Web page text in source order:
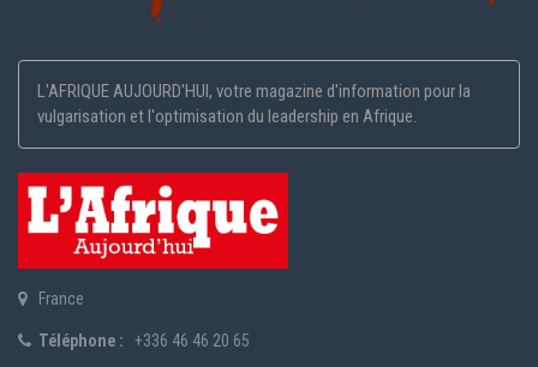
L'AFRIQUE AUJOURD'HUI, votre magazine d'information pour la
vulgarisation et l'optimisation du leadership en Afrique.
France
Téléphone : +336 46 46 20 65